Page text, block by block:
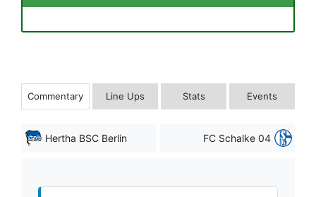
Commentary Line Ups Stats Events
Hertha BSC Berlin FC Schalke 04